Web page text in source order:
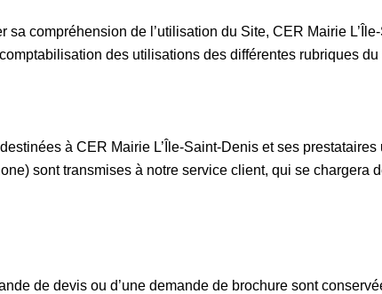
compréhension de l’utilisation du Site, CER Mairie
des utilisations des différentes rubriques
à CER Mairie L’Île-Saint-Denis et ses prestataires
sont transmises à notre service client, qui se chargera
de devis ou d’une demande de brochure sont